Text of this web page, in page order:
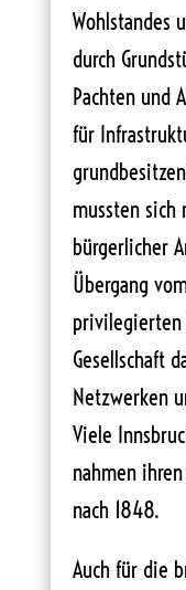
Wohlstandes
durch
Pachten und
für
mussten sich
bürgerlicher
Übergang
privilegierten
Gesellschaft
Netzwerken
Viele
nahmen
nach 1848.
Auch für die